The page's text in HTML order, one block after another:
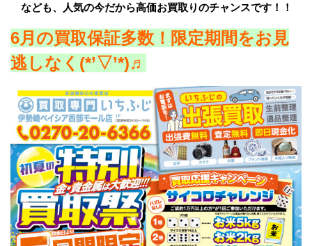
なども、人気の今だから高価お買取りのチャンスです！！
6月の買取保証多数！限定期間をお見
逃しなく(*’▽’*)♬